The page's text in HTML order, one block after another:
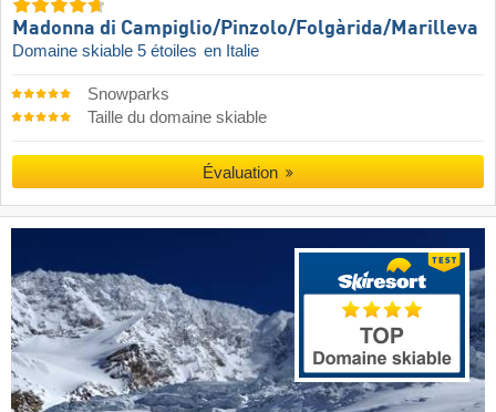
Madonna di Campiglio/​Pinzolo/​Folgàrida/​Marilleva
Domaine skiable 5 étoiles en Italie
Snowparks
Taille du domaine skiable
Évaluation